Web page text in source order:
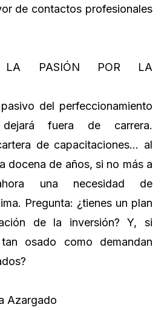
de contactos profesionales
LA PASIÓN POR LA
del perfeccionamiento
fuera de carrera.
de capacitaciones… al
docena de años, si no más a
una necesidad de
Pregunta: ¿tienes un plan
de la inversión? Y, si
osado como demandan
Azargado